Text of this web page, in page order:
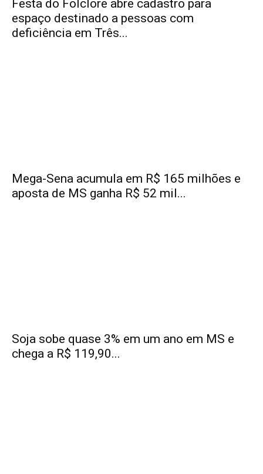
Festa do Folclore abre cadastro para
espaço destinado a pessoas com
deficiência em Três...
Mega-Sena acumula em R$ 165 milhões e
aposta de MS ganha R$ 52 mil...
Soja sobe quase 3% em um ano em MS e
chega a R$ 119,90...